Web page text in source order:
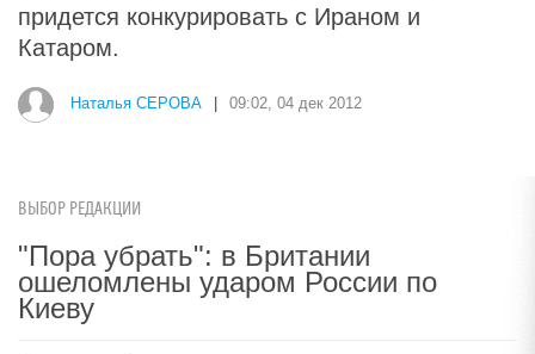
придется конкурировать с Ираном и
Катаром.
Наталья СЕРОВА 09:02, 04 дек 2012
ВЫБОР РЕДАКЦИИ
"Пора убрать": в Британии
ошеломлены ударом России по
Киеву